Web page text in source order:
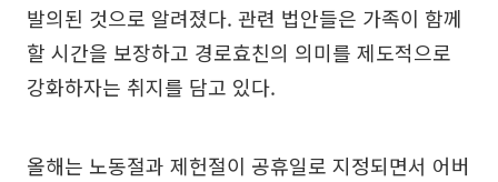
발의된 것으로 알려졌다. 관련 법안들은 가족이 함께
할 시간을 보장하고 경로효친의 의미를 제도적으로
강화하자는 취지를 담고 있다.
올해는 노동절과 제헌절이 공휴일로 지정되면서 어버